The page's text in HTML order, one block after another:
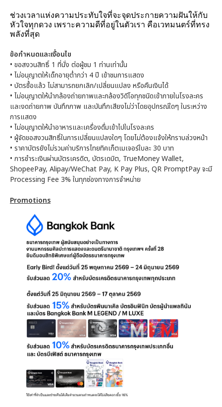
ช่วงเวลาแห่งความประทับใจที่จะจุดประกายความฝันให้กับ
หัวใจทุกดวง เพราะความดีที่อยู่ในตัวเรา คือเวทมนตร์ที่ทรง
พลังที่สุด
ข้อกำหนดและเงื่อนไข
• ขอสงวนสิทธิ์ 1 ที่นั่ง ต่อผู้ชม 1 ท่านเท่านั้น
• ไม่อนุญาตให้เด็กอายุต่ำกว่า 4 ปี เข้าชมการแสดง
• บัตรซื้อแล้ว ไม่สามารถยกเลิก/เปลี่ยนแปลง หรือคืนเงินได้
• ไม่อนุญาตให้นำกล้องถ่ายภาพและกล้องวิดีโอทุกชนิดเข้าภายในโรงละคร
และงดถ่ายภาพ บันทึกภาพ และบันทึกเสียงไม่ว่าโดยอุปกรณ์ใดๆ ในระหว่าง
การแสดง
• ไม่อนุญาตให้นำอาหารและเครื่องดื่มเข้าไปในโรงละคร
• ผู้จัดขอสงวนสิทธิ์ในการเปลี่ยนแปลงใดๆ โดยไม่ต้องแจ้งให้ทราบล่วงหน้า
• ราคาบัตรยังไม่รวมค่าบริการไทยทิคเก็ตเมเจอร์ใบละ 30 บาท
• การชำระเงินผ่านบัตรเครดิต, บัตรเดบิต, TrueMoney Wallet,
ShopeePay, Alipay/WeChat Pay, K Pay Plus, QR PromptPay จะมี
Processing Fee 3% ในทุกช่องทางการจำหน่าย
Promotions